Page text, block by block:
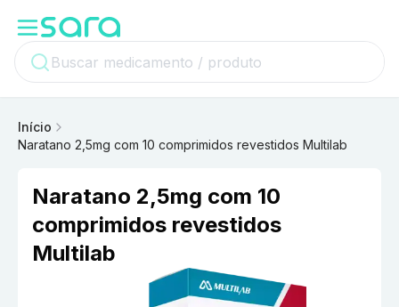
Início
Naratano 2,5mg com 10 comprimidos revestidos Multilab
Naratano 2,5mg com 10
comprimidos revestidos
Multilab